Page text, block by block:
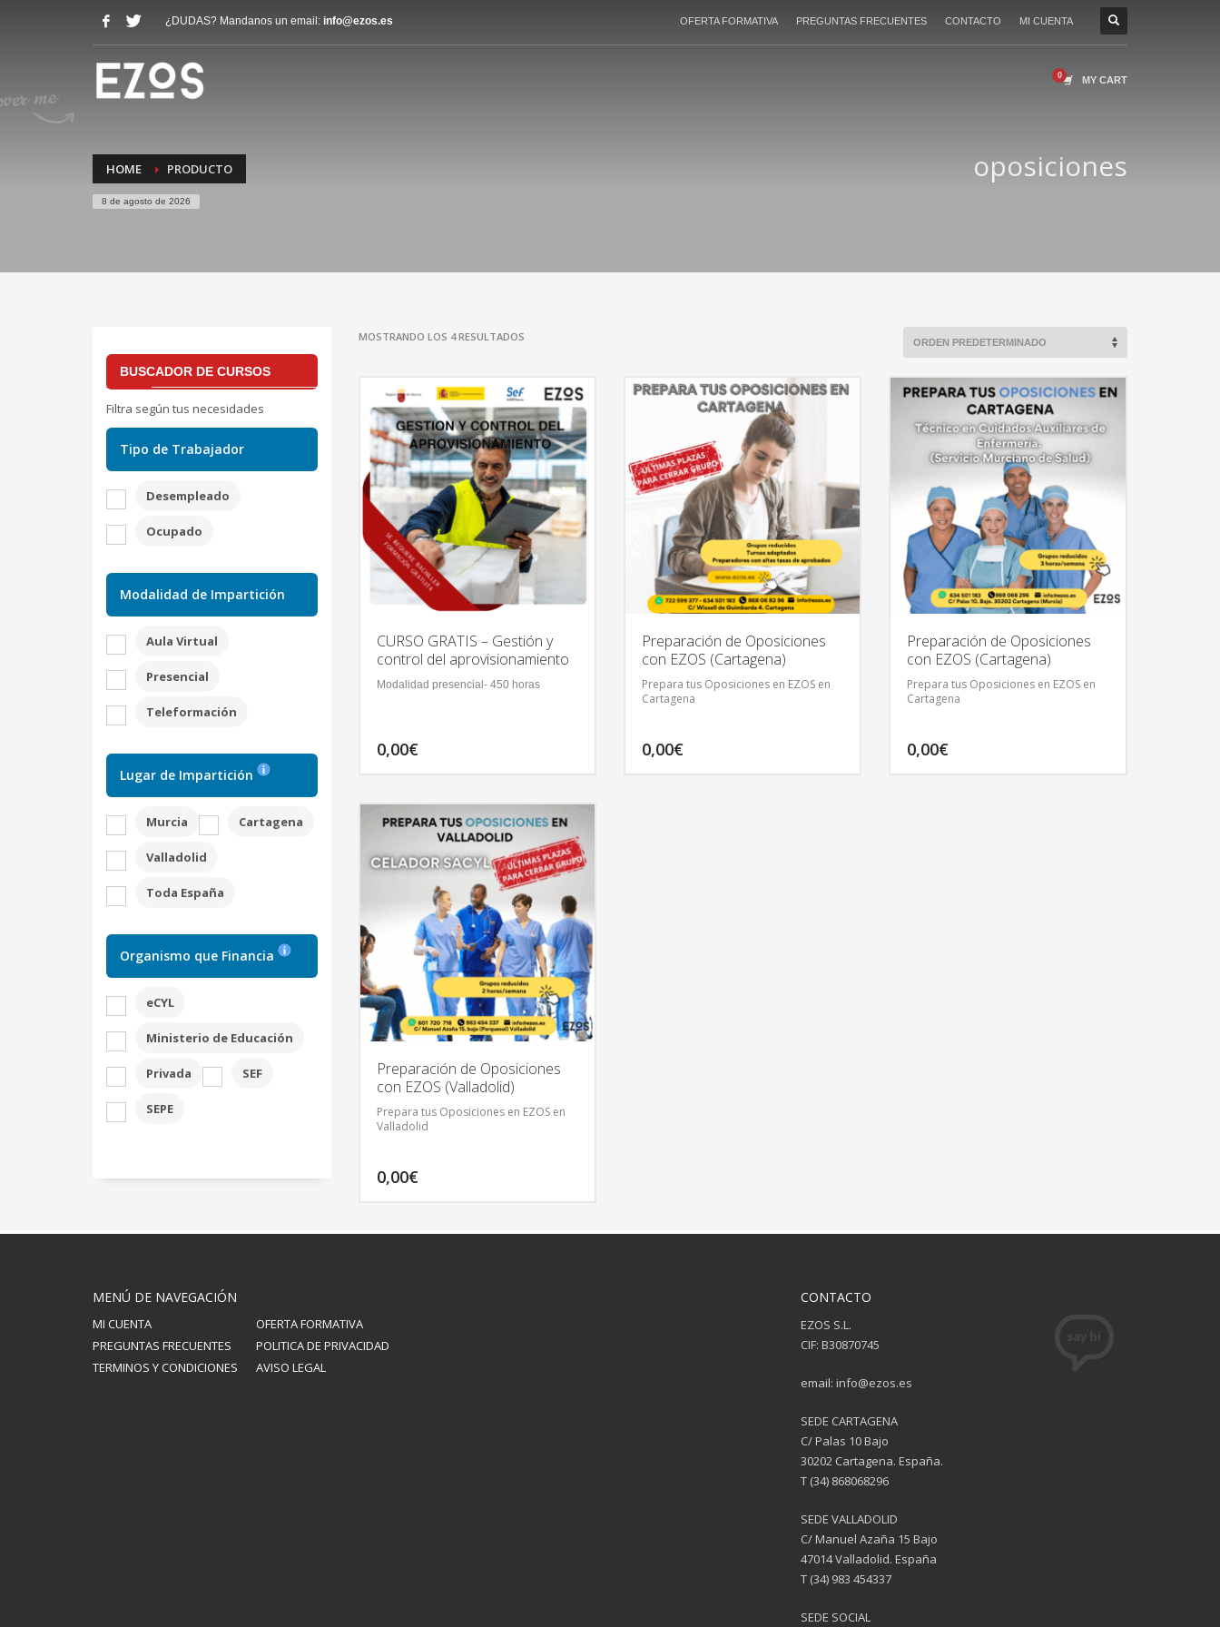
¿DUDAS? Mandanos un email: info@ezos.es OFERTA FORMATIVA PREGUNTAS FRECUENTES CONTACTO MI CUENTA
MY CART
HOME PRODUCTO
8 de agosto de 2026
oposiciones
MOSTRANDO LOS 4 RESULTADOS
CURSO GRATIS – Gestión y
control del aprovisionamiento
Modalidad presencial- 450 horas
0,00€
Preparación de Oposiciones
con EZOS (Cartagena)
Prepara tus Oposiciones en EZOS en
Cartagena
0,00€
Preparación de Oposiciones
con EZOS (Cartagena)
Prepara tus Oposiciones en EZOS en
Cartagena
0,00€
Preparación de Oposiciones
con EZOS (Valladolid)
Prepara tus Oposiciones en EZOS en
Valladolid
0,00€
BUSCADOR DE CURSOS
Filtra según tus necesidades
Tipo de Trabajador
Desempleado
Ocupado
Modalidad de Impartición
Aula Virtual
Presencial
Teleformación
Lugar de Impartición
Murcia Cartagena
Valladolid
Toda España
Organismo que Financia
eCYL
Ministerio de Educación
Privada SEF
SEPE
MENÚ DE NAVEGACIÓN
MI CUENTA
OFERTA FORMATIVA
PREGUNTAS FRECUENTES
POLITICA DE PRIVACIDAD
TERMINOS Y CONDICIONES
AVISO LEGAL
CONTACTO
EZOS S.L.
CIF: B30870745
email: info@ezos.es
SEDE CARTAGENA
C/ Palas 10 Bajo
30202 Cartagena. España.
T (34) 868068296
SEDE VALLADOLID
C/ Manuel Azaña 15 Bajo
47014 Valladolid. España
T (34) 983 454337
SEDE SOCIAL